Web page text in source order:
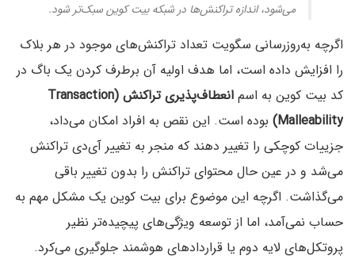
می‌شود، اندازه تراکنش‌ها در شبکه بیت کوین سبک‌تر شود.
اگرچه به‌روزرسانی سگویت تعداد تراکنش‌های موجود در هر بلاک
را افزایش داده است، اما هدف اولیه آن برطرف کردن یک باگ در
کد بیت کوین به اسم
انعطاف‌پذیری تراکنش (Transaction
Malleability) بوده است. این نقص به افراد امکان می‌داد،
جزییات کوچکی را تغییر دهند که منجر به تغییر آی‌دی تراکنش
می‌شد و در عین حال محتوای تراکنش را بدون تغییر باقی
می‌گذاشت. اگرچه این موضوع برای بیت کوین یک مشکل مهم به
حساب نمی‌آمد، اما از توسعه ویژگی‌های پیچیده‌تر نظیر
پروتکل‌های لایه دوم یا قراردادهای هوشمند جلوگیری می‌کرد.